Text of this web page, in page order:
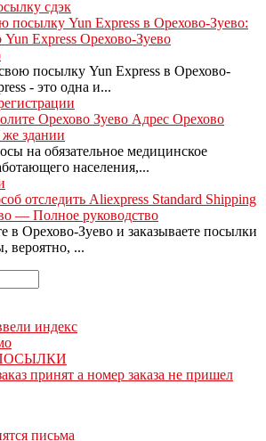
посылку Yun Express в Орехово-Зуево:
Express Орехово-Зуево
посылку Yun Express в Орехово-
- это одна и...
Орехово Зуево Адрес Орехово
здании
на обязательное медицинское
населения,...
отследить Aliexpress Standard Shipping
— Полное руководство
в Орехово-Зуево и заказываете посылки
вероятно, ...
индекс
принят а номер заказа не пришел